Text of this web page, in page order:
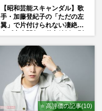
【昭和芸能スキャンダル】歌
手・加藤登紀子の「ただの左
翼」で片付けられない凄絶半
⭐ 高評価の記事(10)